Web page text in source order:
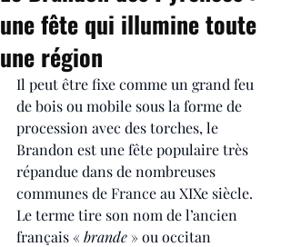
une fête qui illumine toute
une région
Il peut être fixe comme un grand feu
de bois ou mobile sous la forme de
procession avec des torches, le
Brandon est une fête populaire très
répandue dans de nombreuses
communes de France au XIXe siècle.
Le terme tire son nom de l’ancien
français « brande » ou occitan